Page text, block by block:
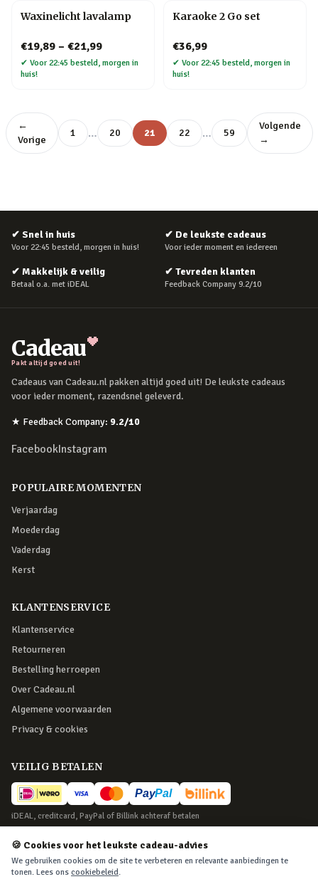
Waxinelicht lavalamp
€19,89 – €21,99
✔ Voor 22:45 besteld, morgen in
huis!
Karaoke 2 Go set
€36,99
✔ Voor 22:45 besteld, morgen in
huis!
←
Vorige
1 … 20 21 22 … 59
Volgende
→
✔ Snel in huis
Voor 22:45 besteld, morgen in huis!
✔ De leukste cadeaus
Voor ieder moment en iedereen
✔ Makkelijk & veilig
Betaal o.a. met iDEAL
✔ Tevreden klanten
Feedback Company 9.2/10
Cadeau
Pakt altijd goed uit!
Cadeaus van Cadeau.nl pakken altijd goed uit! De leukste cadeaus
voor ieder moment, razendsnel geleverd.
★ Feedback Company: 9.2/10
FacebookInstagram
POPULAIRE MOMENTEN
Verjaardag
Moederdag
Vaderdag
Kerst
KLANTENSERVICE
Klantenservice
Retourneren
Bestelling herroepen
Over Cadeau.nl
Algemene voorwaarden
Privacy & cookies
VEILIG BETALEN
iDEAL, creditcard, PayPal of Billink achteraf betalen
BEZORGING
Voor 22:45 besteld, morgen in huis. Tot 365 dagen retourneren.
🍪 Cookies voor het leukste cadeau-advies
We gebruiken cookies om de site te verbeteren en relevante aanbiedingen te
tonen. Lees ons cookiebeleid.